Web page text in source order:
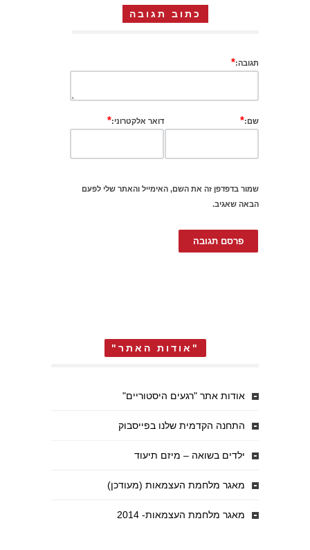
כתוב תגובה
תגובה:*
שם:* דואר אלקטרוני:*
שמור בדפדפן זה את השם, האימייל והאתר שלי לפעם
הבאה שאגיב.
"אודות האתר"
אודות אתר "רגעים היסטוריים"
התחנה הקדמית שלנו בפייסבוק
ילדים בשואה – מיזם תיעוד
מאגר מלחמת העצמאות (מעודכן)
מאגר מלחמת העצמאות- 2014